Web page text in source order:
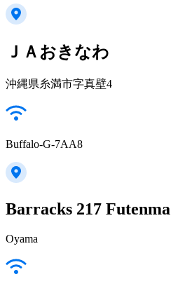
ＪＡおきなわ
沖縄県糸満市字真壁4
Buffalo-G-7AA8
Barracks 217 Futenma
Oyama